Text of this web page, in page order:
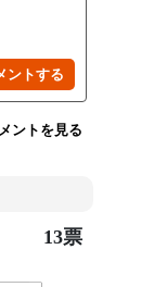
ントを見る
13票